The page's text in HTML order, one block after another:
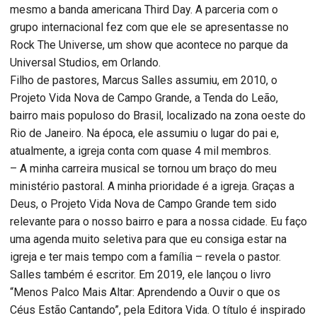
mesmo a banda americana Third Day. A parceria com o
grupo internacional fez com que ele se apresentasse no
Rock The Universe, um show que acontece no parque da
Universal Studios, em Orlando.
Filho de pastores, Marcus Salles assumiu, em 2010, o
Projeto Vida Nova de Campo Grande, a Tenda do Leão,
bairro mais populoso do Brasil, localizado na zona oeste do
Rio de Janeiro. Na época, ele assumiu o lugar do pai e,
atualmente, a igreja conta com quase 4 mil membros.
– A minha carreira musical se tornou um braço do meu
ministério pastoral. A minha prioridade é a igreja. Graças a
Deus, o Projeto Vida Nova de Campo Grande tem sido
relevante para o nosso bairro e para a nossa cidade. Eu faço
uma agenda muito seletiva para que eu consiga estar na
igreja e ter mais tempo com a família – revela o pastor.
Salles também é escritor. Em 2019, ele lançou o livro
“Menos Palco Mais Altar: Aprendendo a Ouvir o que os
Céus Estão Cantando”, pela Editora Vida. O título é inspirado